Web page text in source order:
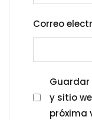
Correo
Guardar
y sitio
próxima